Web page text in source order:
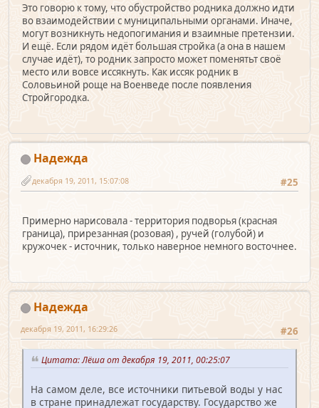
Это говорю к тому, что обустройство родника должно идти
во взаимодействии с муниципальными органами. Иначе,
могут возникнуть недопогимания и взаимные претензии.
И ещё. Если рядом идёт большая стройка (а она в нашем
случае идёт), то родник запросто может поменятьт своё
место или вовсе иссякнуть. Как иссяк родник в
Соловьиной роще на Военведе после появления
Стройгородка.
Надежда
#25
декабря 19, 2011, 15:07:08
Примерно нарисовала - территория подворья (красная
граница), прирезанная (розовая) , ручей (голубой) и
кружочек - источник, только наверное немного восточнее.
Надежда
#26
декабря 19, 2011, 16:29:26
Цитата: Лёша от декабря 19, 2011, 00:25:07
На самом деле, все источники питьевой воды у нас
в стране принадлежат государству. Государство же